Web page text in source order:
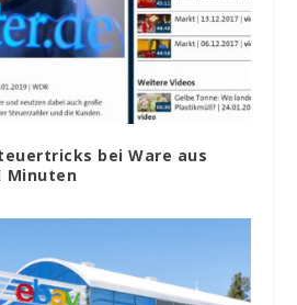
bei Ware aus
Minuten